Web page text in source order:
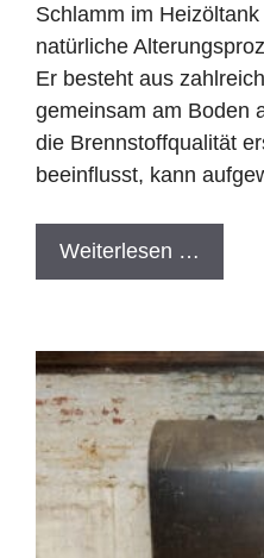
Schlamm im
natürliche
Er besteht aus
gemeinsam am Boden
die Brennstoffqualität
beeinflusst, kann
Weiterlesen …